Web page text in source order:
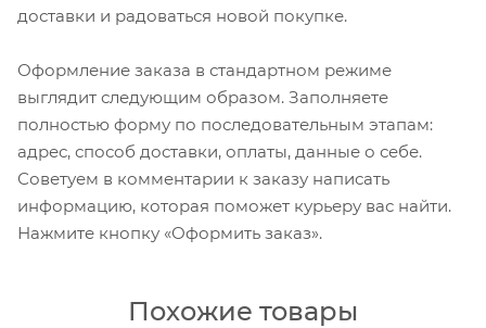
доставки и радоваться новой покупке.
Оформление заказа в стандартном режиме
выглядит следующим образом. Заполняете
полностью форму по последовательным этапам:
адрес, способ доставки, оплаты, данные о себе.
Советуем в комментарии к заказу написать
информацию, которая поможет курьеру вас найти.
Нажмите кнопку «Оформить заказ».
Похожие товары